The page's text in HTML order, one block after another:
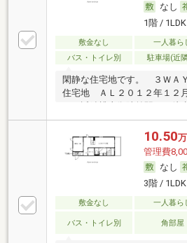
なし
1階 /
敷金なし 一人暮ら
バス・トイレ別
駐車場(近
閑静な住宅地です。 ３ＷＡ
住宅地 ＡＬ２０１２年１２
鉄のトリプルアクセス。嬉し
乾燥機、追い焚き機能付浴
水洗浄便座など充実の
10.50
管理費
なし
3階 /
敷金なし 一人暮ら
バス・トイレ別 角部屋